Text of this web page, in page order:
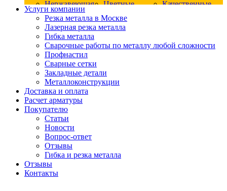
Нержавеющая
сталь
Квадрат
нержавеющий
никельсодержащий
Круг
нержавеющий
безникелевый
жаропрочный
Круг
нержавеющий
никельсодержащий
Шестигранник
нержавеющий
никельсодержащий
Шестигранник
нержавеющий
безникелевый
Цветные
Шестигранник
дюралевый
дюралевый
Качественные
Услуги компании
Резка металла в Москве
Лазерная резка металла
Гибка металла
Сварочные работы по металлу любой сложности
Профнастил
Сварные сетки
Закладные детали
Металлоконструкции
Доставка и оплата
Расчет арматуры
Покупателю
Статьи
Новости
Вопрос-ответ
Отзывы
Гибка и резка металла
Отзывы
Контакты